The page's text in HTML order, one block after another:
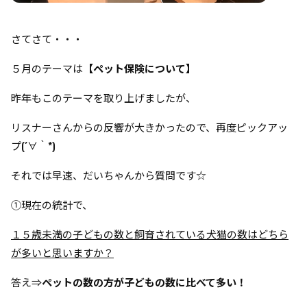
さてさて・・・
５月のテーマは 【ペット保険について】
昨年もこのテーマを取り上げましたが、
リスナーさんからの反響が大きかったので、 再度ピックアッ
プ(´∀｀*)
それでは早速、だいちゃんから質問です☆
①現在の統計で、
１５歳未満の子どもの数と飼育されている犬猫の数はどちら
が多いと思いますか？
答え⇒ペットの数の方が子どもの数に比べて多い！